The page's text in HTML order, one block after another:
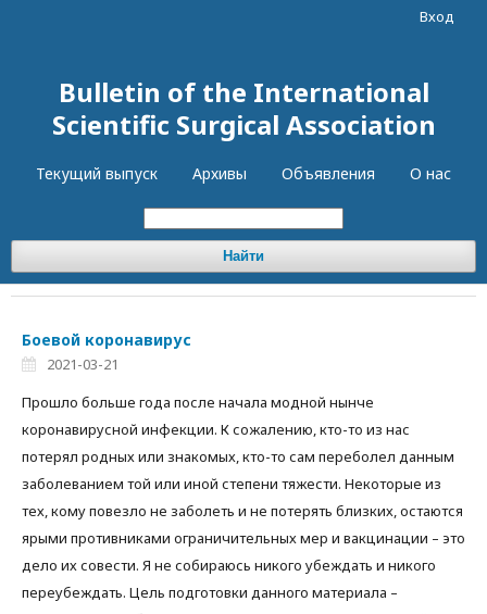
Bulletin of the International
Scientific Surgical Association
Текущий выпуск Архивы Объявления О нас
Найти
Вход
Боевой коронавирус
2021-03-21
Прошло больше года после начала модной нынче
коронавирусной инфекции. К сожалению, кто-то из нас
потерял родных или знакомых, кто-то сам переболел данным
заболеванием той или иной степени тяжести. Некоторые из
тех, кому повезло не заболеть и не потерять близких, остаются
ярыми противниками ограничительных мер и вакцинации – это
дело их совести. Я не собираюсь никого убеждать и никого
переубеждать. Цель подготовки данного материала –